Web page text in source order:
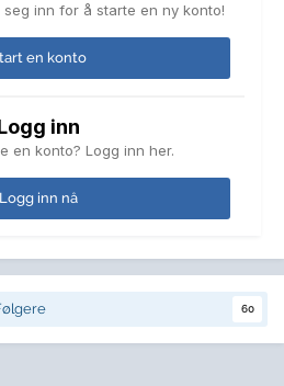
inn for å starte en ny konto!
en konto
inn
en konto? Logg inn her.
Logg inn nå
60